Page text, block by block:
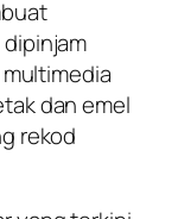
dan emel
rekod